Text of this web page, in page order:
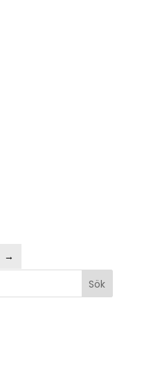
→
Sök